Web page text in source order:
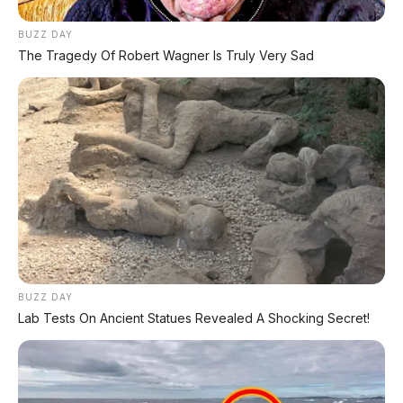
➡️ BACA HALAMAN 2⬅️
(simulasi kredit & promo dealer)
🔥 BACA JUGA:
🚗 DIJUAL: Xpander Ultimate 2019 Bali
🇦🇺 Panduan Beli Mobil Bekas Bali untuk Ekspat
📋 Pajak Motor Honda 2026
Bagikan:
BUZZ DAY
The Tragedy Of Robert Wagner Is Truly Very Sad
BUZZ DAY
Lab Tests On Ancient Statues Revealed A Shocking Secret!